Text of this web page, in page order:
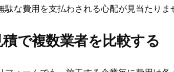
駄な費用を支払わされる心配が見当たりま
で複数業者を比較する